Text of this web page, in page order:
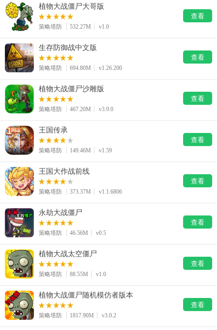
植物大战僵尸大哥版
策略塔防 532.27M v1.0
查看
生存防御战中文版
策略塔防 694.80M v1.26.200
查看
植物大战僵尸沙雕版
策略塔防 467.20M v3.9.0
查看
王国传承
策略塔防 149.46M v1.59
查看
王国大作战前线
策略塔防 373.37M v1.1.6806
查看
永劫大战僵尸
策略塔防 46.56M v0.5
查看
植物大战太空僵尸
策略塔防 88.55M v1.0
查看
植物大战僵尸随机模仿者版本
策略塔防 1817.90M v3.0.2
查看